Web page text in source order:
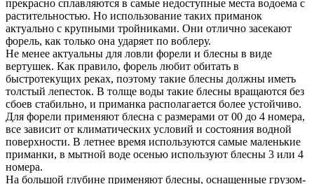
прекрасно сплавляются в самые недоступные места водоема с
растительностью. Но использование таких приманок
актуально с крупными тройниками. Они отлично засекают
форель, как только она ударяет по воблеру.
Не менее актуальны для ловли форели и блесны в виде
вертушек. Как правило, форель любит обитать в
быстротекущих реках, поэтому такие блесны должны иметь
толстый лепесток. В толще воды такие блесны вращаются без
сбоев стабильно, и приманка располагается более устойчиво.
Для форели применяют блесна с размерами от 00 до 4 номера,
все зависит от климатических условий и состояния водной
поверхности. В летнее время используются самые маленькие
приманки, в мытной воде осенью используют блесны 3 или 4
номера.
На большой глубине применяют блесны, оснащенные грузом-